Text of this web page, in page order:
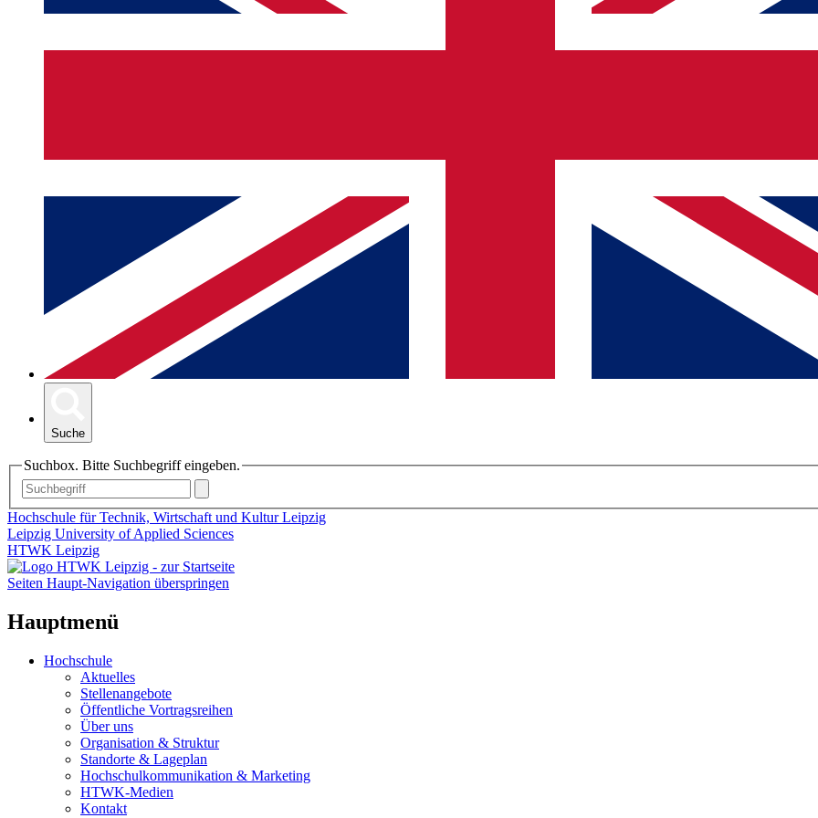
Suche
Suchbox. Bitte Suchbegriff eingeben.
Hochschule für Technik, Wirtschaft und Kultur Leipzig
Leipzig University of Applied Sciences
HTWK Leipzig
Seiten Haupt-Navigation überspringen
Hauptmenü
Hochschule
Aktuelles
Stellenangebote
Öffentliche Vortragsreihen
Über uns
Organisation & Struktur
Standorte & Lageplan
Hochschulkommunikation & Marketing
HTWK-Medien
Kontakt